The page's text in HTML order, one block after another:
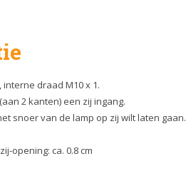
draad M10 x 1.
2 kanten) een zij ingang.
snoer van de lamp op zij wilt laten gaan.
opening: ca. 0.8 cm